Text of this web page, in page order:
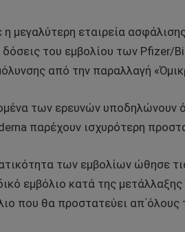
μεγαλύτερη εταιρεία
του εμβολίου των Pfizer/
από την παραλλαγή
των ερευνών υποδηλώνουν
παρέχουν ισχυρότερη
των εμβολίων ώθησε
εμβόλιο κατά της
που θα προστατεύει απ΄όλους